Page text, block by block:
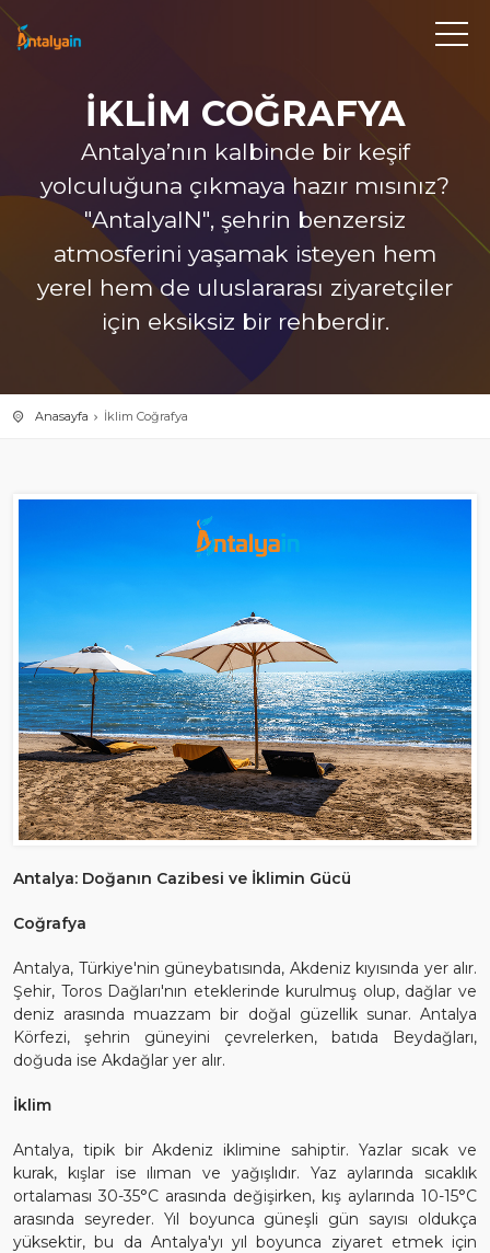
İKLIM COĞRAFYA
Antalya’nın kalbinde bir keşif
yolculuğuna çıkmaya hazır mısınız?
"AntalyaIN", şehrin benzersiz
atmosferini yaşamak isteyen hem
yerel hem de uluslararası ziyaretçiler
için eksiksiz bir rehberdir.
Anasayfa İklim Coğrafya
Antalya: Doğanın Cazibesi ve İklimin Gücü
Coğrafya
Antalya, Türkiye'nin güneybatısında, Akdeniz kıyısında yer alır.
Şehir, Toros Dağları'nın eteklerinde kurulmuş olup, dağlar ve
deniz arasında muazzam bir doğal güzellik sunar. Antalya
Körfezi, şehrin güneyini çevrelerken, batıda Beydağları,
doğuda ise Akdağlar yer alır.
İklim
Antalya, tipik bir Akdeniz iklimine sahiptir. Yazlar sıcak ve
kurak, kışlar ise ılıman ve yağışlıdır. Yaz aylarında sıcaklık
ortalaması 30-35°C arasında değişirken, kış aylarında 10-15°C
arasında seyreder. Yıl boyunca güneşli gün sayısı oldukça
yüksektir, bu da Antalya'yı yıl boyunca ziyaret etmek için